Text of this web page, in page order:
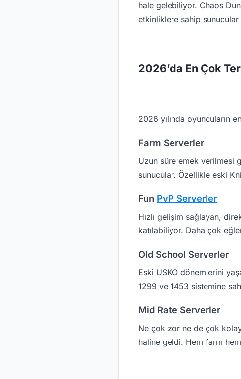
hale gelebiliyor. Chaos
etkinliklere sahip
2026’da En Çok
2026 yılında oyuncuların
Farm Serverler
Uzun süre emek verilmesi
sunucular. Özellikle eski
Fun PvP Serverler
Hızlı gelişim sağlayan,
katılabiliyor. Daha çok
Old School Serverler
Eski USKO dönemlerini
1299 ve 1453 sistemine
Mid Rate Serverler
Ne çok zor ne de çok
haline geldi. Hem farm